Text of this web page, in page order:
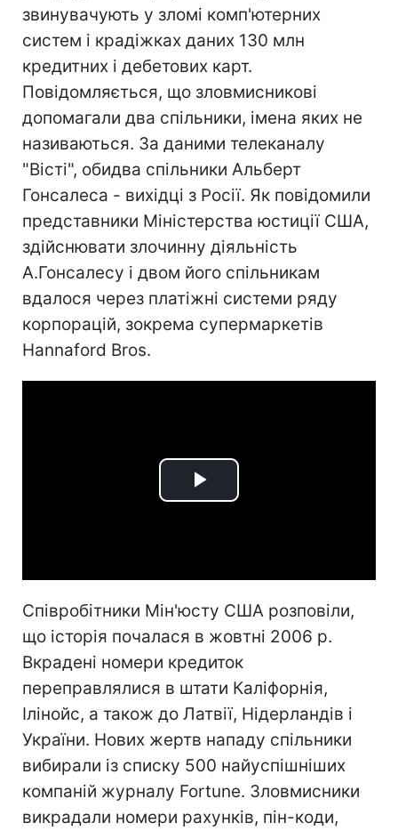
звинувачують у зломі комп'ютерних
систем і крадіжках даних 130 млн
кредитних і дебетових карт.
Повідомляється, що зловмисникові
допомагали два спільники, імена яких не
називаються. За даними телеканалу
"Вісті", обидва спільники Альберт
Гонсалеса - вихідці з Росії. Як повідомили
представники Міністерства юстиції США,
здійснювати злочинну діяльність
А.Гонсалесу і двом його спільникам
вдалося через платіжні системи ряду
корпорацій, зокрема супермаркетів
Hannaford Bros.
Play
Співробітники Мін'юсту США розповіли,
що історія почалася в жовтні 2006 р.
Вкрадені номери кредиток
переправлялися в штати Каліфорнія,
Ілінойс, а також до Латвії, Нідерландів і
України. Нових жертв нападу спільники
вибирали із списку 500 найуспішніших
компаній журналу Fortune. Зловмисники
викрадали номери рахунків, пін-коди,